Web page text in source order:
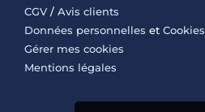
CGV / Avis clients
Données personnelles et Cookies
Gérer mes cookies
Mentions légales